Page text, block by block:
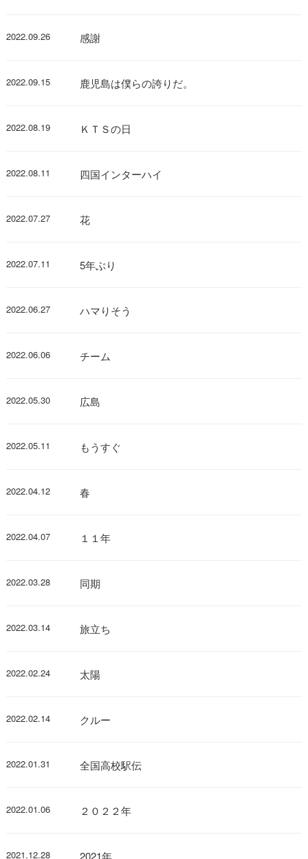
2022.09.26 感謝
2022.09.15 鹿児島は僕らの誇りだ。
2022.08.19 ＫＴＳの日
2022.08.11 四国インターハイ
2022.07.27 花
2022.07.11 5年ぶり
2022.06.27 ハマりそう
2022.06.06 チーム
2022.05.30 広島
2022.05.11 もうすぐ
2022.04.12 春
2022.04.07 １１年
2022.03.28 同期
2022.03.14 旅立ち
2022.02.24 太陽
2022.02.14 クルー
2022.01.31 全国高校駅伝
2022.01.06 ２０２２年
2021.12.28 2021年